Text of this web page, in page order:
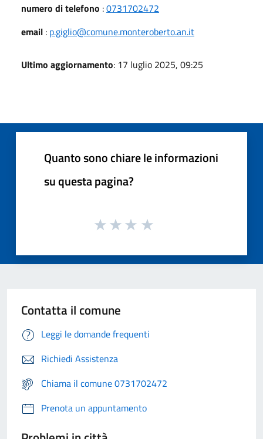
numero di telefono :0731702472
email : p.giglio@comune.monteroberto.an.it
Ultimo aggiornamento: 17 luglio 2025, 09:25
Quanto sono chiare le informazioni
su questa pagina?
Contatta il comune
Leggi le domande frequenti
Richiedi Assistenza
Chiama il comune 0731702472
Prenota un appuntamento